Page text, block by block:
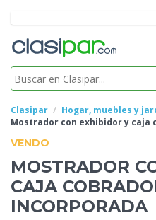
Clasipar
Hogar, muebles y
Mostrador con exhibidory caja
VENDO
MOSTRADOR
CAJA
INCORPORADA